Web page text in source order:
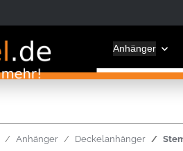
Anhänger
Anhänger Deckelanhänger